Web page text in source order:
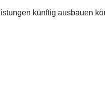
künftig ausbauen